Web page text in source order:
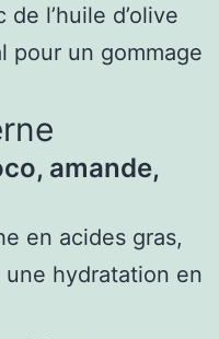
l’huile d’olive
pour un gommage
amande,
en acides gras,
hydratation en